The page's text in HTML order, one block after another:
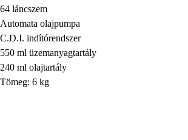
64 láncszem
Automata olajpumpa
C.D.I. indítórendszer
550 ml üzemanyagtartály
240 ml olajtartály
Tömeg: 6 kg